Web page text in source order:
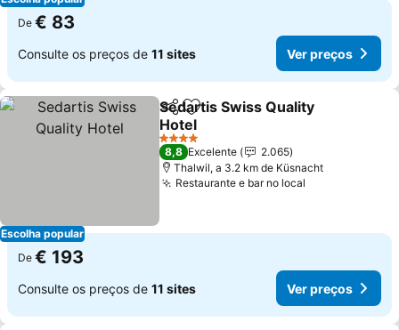
De € 83
Consulte os preços de 11 sites Ver preços
Escolha popular
PartilharAdicionar aos favoritos
Sedartis Swiss Quality
Hotel
Ver preços
4 Estrelas
8,8 Excelente
2.065
Thalwil, a 3.2 km de Küsnacht
Restaurante e bar no local
De € 193
Consulte os preços de 11 sites Ver preços